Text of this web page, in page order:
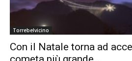
Torrebelvicino
Con il Natale torna ad